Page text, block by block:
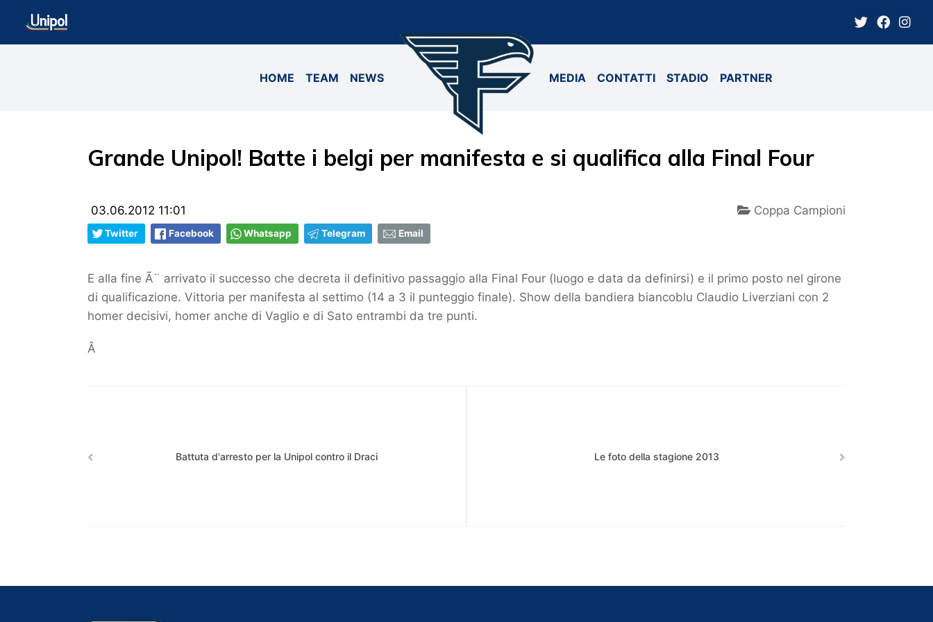
HOME TEAM NEWS MEDIA CONTATTI STADIO PARTNER
Grande Unipol! Batte i belgi per manifesta e si qualifica alla Final Four
03.06.2012 11:01 Coppa Campioni
Twitter Facebook Whatsapp Telegram Email
E alla fine Ã¨ arrivato il successo che decreta il definitivo passaggio alla Final Four (luogo e data da definirsi) e il primo posto nel girone
di qualificazione. Vittoria per manifesta al settimo (14 a 3 il punteggio finale). Show della bandiera biancoblu Claudio Liverziani con 2
homer decisivi, homer anche di Vaglio e di Sato entrambi da tre punti.
Â
Battuta d'arresto per la Unipol contro il Draci Le foto della stagione 2013